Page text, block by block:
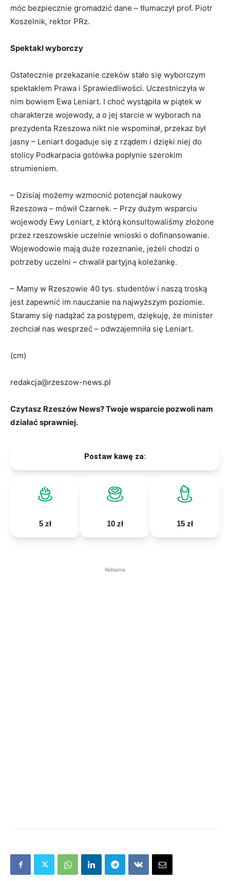
móc bezpiecznie gromadzić dane – tłumaczył prof. Piotr
Koszelnik, rektor PRz.
Spektakl wyborczy
Ostatecznie przekazanie czeków stało się wyborczym
spektaklem Prawa i Sprawiedliwości. Uczestniczyła w
nim bowiem Ewa Leniart. I choć wystąpiła w piątek w
charakterze wojewody, a o jej starcie w wyborach na
prezydenta Rzeszowa nikt nie wspominał, przekaz był
jasny – Leniart dogaduje się z rządem i dzięki niej do
stolicy Podkarpacia gotówka popłynie szerokim
strumieniem.
– Dzisiaj możemy wzmocnić potencjał naukowy
Rzeszowa – mówił Czarnek. – Przy dużym wsparciu
wojewody Ewy Leniart, z którą konsultowaliśmy złożone
przez rzeszowskie uczelnie wnioski o dofinansowanie.
Wojewodowie mają duże rozeznanie, jeżeli chodzi o
potrzeby uczelni – chwalił partyjną koleżankę.
– Mamy w Rzeszowie 40 tys. studentów i naszą troską
jest zapewnić im nauczanie na najwyższym poziomie.
Staramy się nadążać za postępem, dziękuję, że minister
zechciał nas wesprzeć – odwzajemniła się Leniart.
(cm)
redakcja@rzeszow-news.pl
Czytasz Rzeszów News? Twoje wsparcie pozwoli nam
działać sprawniej.
Postaw kawę za:
5 zł 10 zł 15 zł
Reklama